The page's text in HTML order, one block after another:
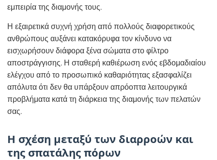
εμπειρία της διαμονής τους.
Η εξαιρετικά συχνή χρήση από πολλούς διαφορετικούς
ανθρώπους αυξάνει κατακόρυφα τον κίνδυνο να
εισχωρήσουν διάφορα ξένα σώματα στο φίλτρο
αποστράγγισης. Η σταθερή καθιέρωση ενός εβδομαδιαίου
ελέγχου από το προσωπικό καθαριότητας εξασφαλίζει
απόλυτα ότι δεν θα υπάρξουν απρόοπτα λειτουργικά
προβλήματα κατά τη διάρκεια της διαμονής των πελατών
σας.
Η σχέση μεταξύ των διαρροών και
της σπατάλης πόρων